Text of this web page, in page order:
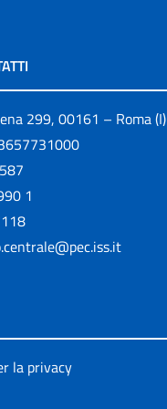
299, 00161 – Roma (I)
1
la privacy